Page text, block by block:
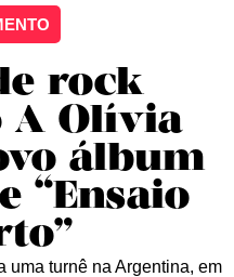
rock
Olívia
álbum
“Ensaio
uma turnê na Argentina, em